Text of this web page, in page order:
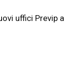
uffici Previp a